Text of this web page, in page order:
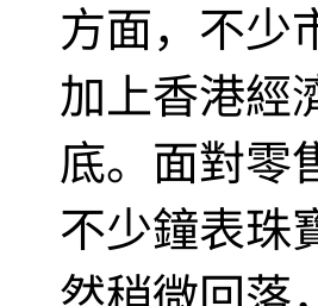
方面，不少
加上香港經
底。面對零
不少鐘表珠